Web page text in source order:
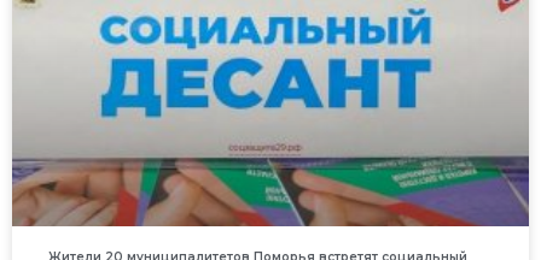
Жители 20 муниципалитетов Поморья встретят социальный